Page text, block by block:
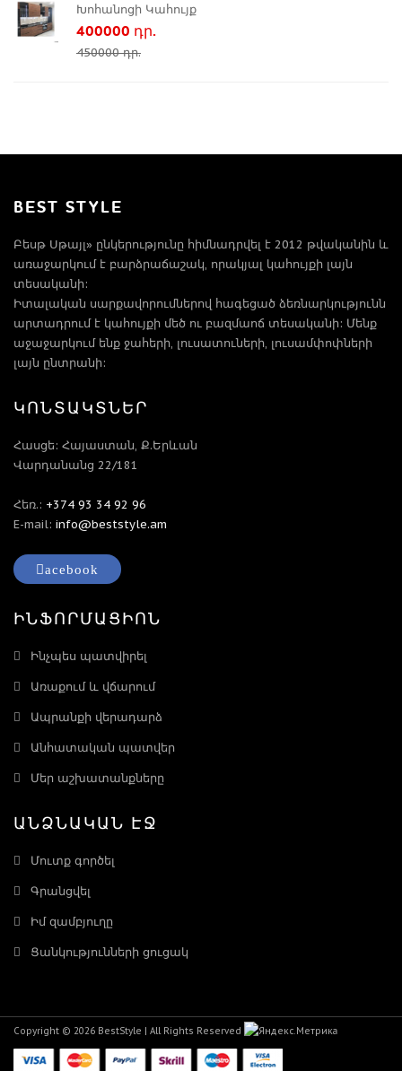
Խոհանոցի Կահույք
400000 դր.
450000 դր.
BEST STYLE
Բեսթ Սթայլ» ընկերությունը հիմնադրվել է 2012 թվականին և
առաջարկում է բարձրաճաշակ, որակյալ կահույքի լայն
տեսականի:
Իտալական սարքավորումներով հագեցած ձեռնարկությունն
արտադրում է կահույքի մեծ ու բազմաոճ տեսականի: Մենք
աջաջարկում ենք ջահերի, լուսատուների, լուսամփոփների
լայն ընտրանի:
ԿՈՆՏԱԿՏՆԵՐ
Հասցե: Հայաստան, Ք.Երևան
Վարդանանց 22/181
Հեռ.: +374 93 34 92 96
E-mail: info@beststyle.am
acebook
ԻՆՖՈՐՄԱՑԻՈՆ
Ինչպես պատվիրել
Առաքում և վճարում
Ապրանքի վերադարձ
Անհատական պատվեր
Մեր աշխատանքները
ԱՆՁՆԱԿԱՆ ԷՋ
Մուտք գործել
Գրանցվել
Իմ զամբյուղը
Ցանկությունների ցուցակ
Copyright © 2026 BestStyle | All Rights Reserved